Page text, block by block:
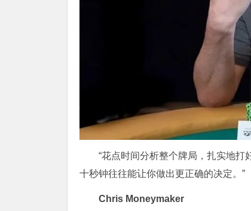
“花点时间分析整个牌局，扎实地
十秒钟往往能让你做出更正确的决定。”
Chris Moneymaker